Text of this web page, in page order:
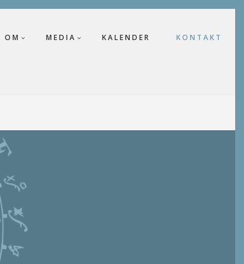
OM MEDIA KALENDER KONTAKT